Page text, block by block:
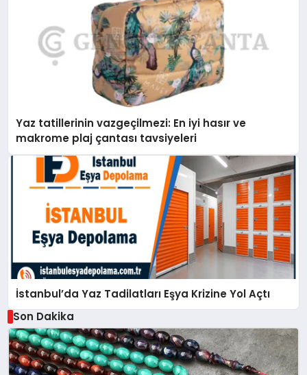
Yaz tatillerinin vazgeçilmezi: En iyi hasır ve
makrome plaj çantası tavsiyeleri
İstanbul’da Yaz Tadilatları Eşya Krizine Yol Açtı
Son Dakika